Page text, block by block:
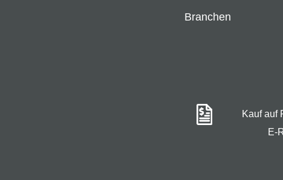
Branchen
Kauf auf
E-